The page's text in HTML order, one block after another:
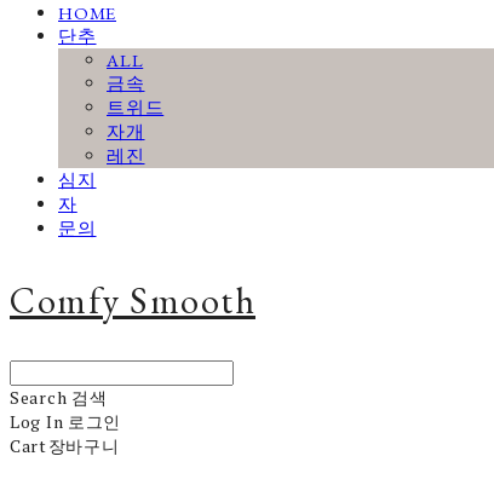
HOME
단추
ALL
금속
트위드
자개
레진
심지
자
문의
Comfy Smooth
Search 검색
Log In 로그인
Cart장바구니